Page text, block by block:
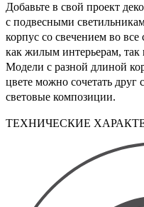
Добавьте в свой проект
с подвесными
корпус со свечением во
как жилым интерьерам, так
Модели с разной длиной
цвете можно сочетать друг
световые композиции.
ТЕХНИЧЕСКИЕ